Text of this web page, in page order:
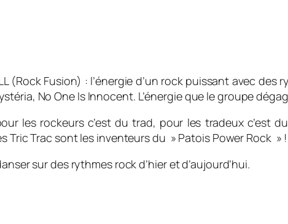
(Rock Fusion) : l’énergie d’un rock puissant avec
No One Is Innocent. L’énergie que le groupe
les rockeurs c’est du trad, pour les tradeux c’est
Tric Trac sont les inventeurs du » Patois Power Rock » !
sur des rythmes rock d’hier et d’aujourd’hui.